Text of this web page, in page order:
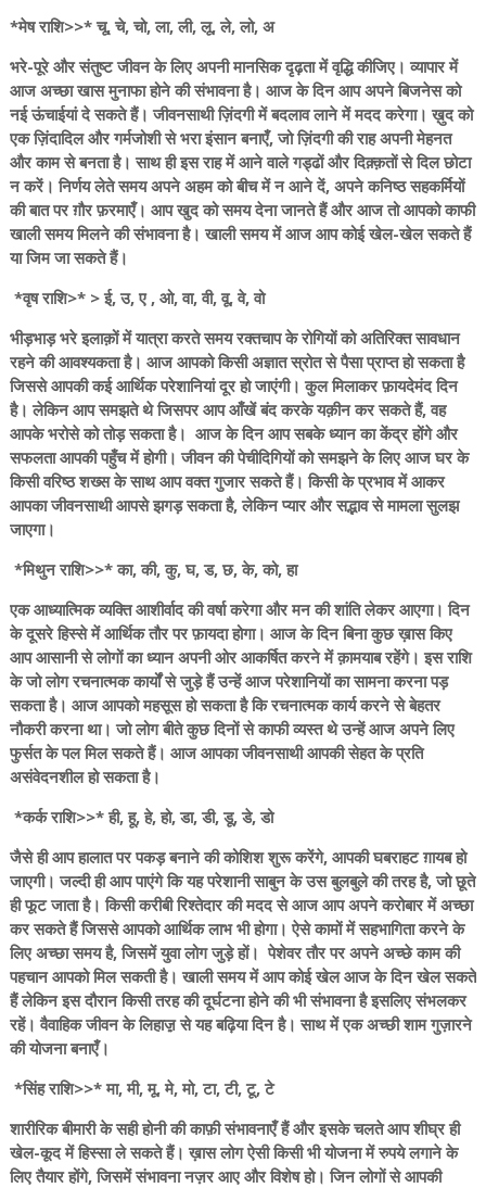
*मेष राशि>>* चू, चे, चो, ला, ली, लू, ले, लो, अ
भरे-पूरे और संतुष्ट जीवन के लिए अपनी मानसिक दृढ़ता में वृद्धि कीजिए। व्यापार में
आज अच्छा खास मुनाफा होने की संभावना है। आज के दिन आप अपने बिजनेस को
नई ऊंचाईयां दे सकते हैं। जीवनसाथी ज़िंदगी में बदलाव लाने में मदद करेगा। ख़ुद को
एक ज़िंदादिल और गर्मजोशी से भरा इंसान बनाएँ, जो ज़िंदगी की राह अपनी मेहनत
और काम से बनता है। साथ ही इस राह में आने वाले गड्ढों और दिक़्क़तों से दिल छोटा
न करें। निर्णय लेते समय अपने अहम को बीच में न आने दें, अपने कनिष्ठ सहकर्मियों
की बात पर ग़ौर फ़रमाएँ। आप खुद को समय देना जानते हैं और आज तो आपको काफी
खाली समय मिलने की संभावना है। खाली समय में आज आप कोई खेल-खेल सकते हैं
या जिम जा सकते हैं।
*वृष राशि>* > ई, उ, ए , ओ, वा, वी, वू, वे, वो
भीड़भाड़ भरे इलाक़ों में यात्रा करते समय रक्तचाप के रोगियों को अतिरिक्त सावधान
रहने की आवश्यकता है। आज आपको किसी अज्ञात स्रोत से पैसा प्राप्त हो सकता है
जिससे आपकी कई आर्थिक परेशानियां दूर हो जाएंगी। कुल मिलाकर फ़ायदेमंद दिन
है। लेकिन आप समझते थे जिसपर आप आँखें बंद करके यक़ीन कर सकते हैं, वह
आपके भरोसे को तोड़ सकता है। आज के दिन आप सबके ध्यान का केंद्र होंगे और
सफलता आपकी पहुँच में होगी। जीवन की पेचीदिगियों को समझने के लिए आज घर के
किसी वरिष्ठ शख्स के साथ आप वक्त गुजार सकते हैं। किसी के प्रभाव में आकर
आपका जीवनसाथी आपसे झगड़ सकता है, लेकिन प्यार और सद्भाव से मामला सुलझ
जाएगा।
*मिथुन राशि>>* का, की, कु, घ, ड, छ, के, को, हा
एक आध्यात्मिक व्यक्ति आशीर्वाद की वर्षा करेगा और मन की शांति लेकर आएगा। दिन
के दूसरे हिस्से में आर्थिक तौर पर फ़ायदा होगा। आज के दिन बिना कुछ ख़ास किए
आप आसानी से लोगों का ध्यान अपनी ओर आकर्षित करने में क़ामयाब रहेंगे। इस राशि
के जो लोग रचनात्मक कार्यों से जुड़े हैं उन्हें आज परेशानियों का सामना करना पड़
सकता है। आज आपको महसूस हो सकता है कि रचनात्मक कार्य करने से बेहतर
नौकरी करना था। जो लोग बीते कुछ दिनों से काफी व्यस्त थे उन्हें आज अपने लिए
फुर्सत के पल मिल सकते हैं। आज आपका जीवनसाथी आपकी सेहत के प्रति
असंवेदनशील हो सकता है।
*कर्क राशि>>* ही, हू, हे, हो, डा, डी, डू, डे, डो
जैसे ही आप हालात पर पकड़ बनाने की कोशिश शुरू करेंगे, आपकी घबराहट ग़ायब हो
जाएगी। जल्दी ही आप पाएंगे कि यह परेशानी साबुन के उस बुलबुले की तरह है, जो छूते
ही फूट जाता है। किसी करीबी रिश्तेदार की मदद से आज आप अपने करोबार में अच्छा
कर सकते हैं जिससे आपको आर्थिक लाभ भी होगा। ऐसे कामों में सहभागिता करने के
लिए अच्छा समय है, जिसमें युवा लोग जुड़े हों। पेशेवर तौर पर अपने अच्छे काम की
पहचान आपको मिल सकती है। खाली समय में आप कोई खेल आज के दिन खेल सकते
हैं लेकिन इस दौरान किसी तरह की दूर्घटना होने की भी संभावना है इसलिए संभलकर
रहें। वैवाहिक जीवन के लिहाज़़ से यह बढ़िया दिन है। साथ में एक अच्छी शाम गुज़ारने
की योजना बनाएँ।
*सिंह राशि>>* मा, मी, मू, मे, मो, टा, टी, टू, टे
शारीरिक बीमारी के सही होनी की काफ़ी संभावनाएँ हैं और इसके चलते आप शीघ्र ही
खेल-कूद में हिस्सा ले सकते हैं। ख़ास लोग ऐसी किसी भी योजना में रुपये लगाने के
लिए तैयार होंगे, जिसमें संभावना नज़र आए और विशेष हो। जिन लोगों से आपकी